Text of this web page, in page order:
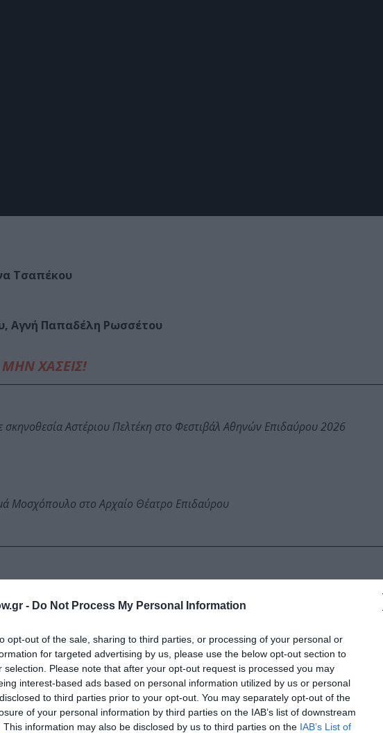
- Do Not Process My Personal Information
opt-out of the sale, sharing to third parties, or processing of your personal or
for targeted advertising by us, please use the below opt-out section to
selection. Please note that after your opt-out request is processed you may
interest-based ads based on personal information utilized by us or personal
to third parties prior to your opt-out. You may separately opt-out of the
of your personal information by third parties on the IAB’s list of downstream
This information may also be disclosed by us to third parties on the IAB’s List of
Τσαπέκου
Αγνή Παπαδέλη Ρωσσέτου
ΜΗΝ ΧΑΣΕΙΣ!
σκηνοθεσία Αστέριου Πελτέκη στο Φεστιβάλ Αθηνών Επιδαύρου 2026
Μοσχόπουλο στο Αρχαίο Θέατρο Επιδαύρου
– Δευτέρα, 21:00